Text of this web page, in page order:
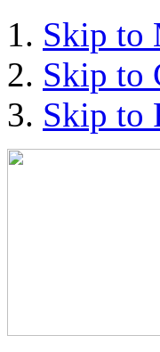
Skip to
Skip to
Skip to